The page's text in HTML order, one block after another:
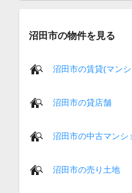
沼田市の物件を見る
沼田市の賃貸(マン
沼田市の貸店舗
沼田市の中古マンシ
沼田市の売り土地